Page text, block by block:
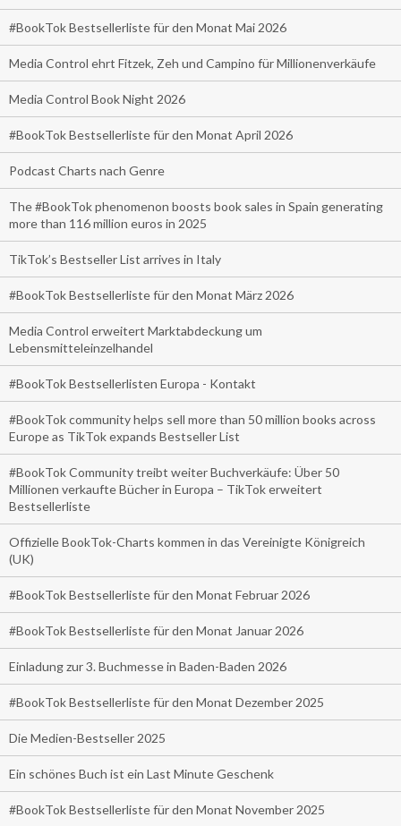
#BookTok Bestsellerliste für den Monat Mai 2026
Media Control ehrt Fitzek, Zeh und Campino für Millionenverkäufe
Media Control Book Night 2026
#BookTok Bestsellerliste für den Monat April 2026
Podcast Charts nach Genre
The #BookTok phenomenon boosts book sales in Spain generating
more than 116 million euros in 2025
TikTok’s Bestseller List arrives in Italy
#BookTok Bestsellerliste für den Monat März 2026
Media Control erweitert Marktabdeckung um
Lebensmitteleinzelhandel
#BookTok Bestsellerlisten Europa - Kontakt
#BookTok community helps sell more than 50 million books across
Europe as TikTok expands Bestseller List
#BookTok Community treibt weiter Buchverkäufe: Über 50
Millionen verkaufte Bücher in Europa – TikTok erweitert
Bestsellerliste
Offizielle BookTok-Charts kommen in das Vereinigte Königreich
(UK)
#BookTok Bestsellerliste für den Monat Februar 2026
#BookTok Bestsellerliste für den Monat Januar 2026
Einladung zur 3. Buchmesse in Baden-Baden 2026
#BookTok Bestsellerliste für den Monat Dezember 2025
Die Medien-Bestseller 2025
Ein schönes Buch ist ein Last Minute Geschenk
#BookTok Bestsellerliste für den Monat November 2025